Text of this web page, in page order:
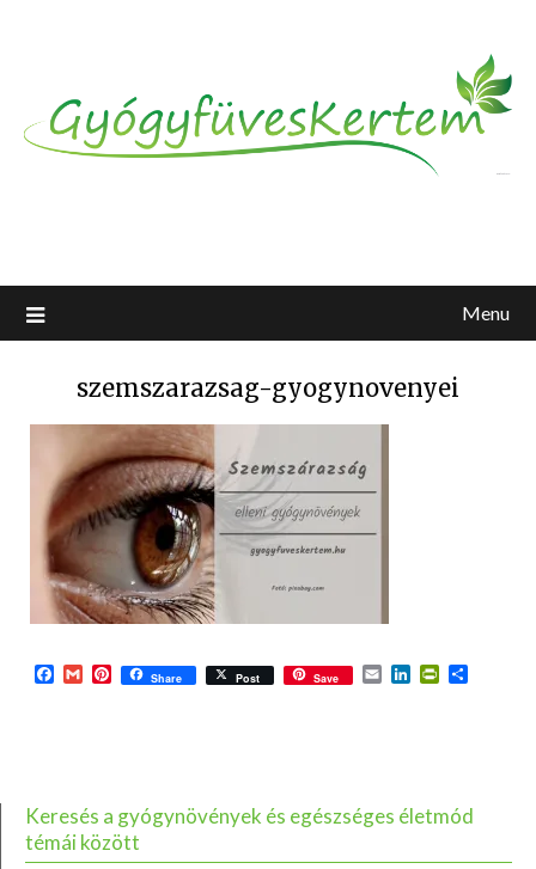
Menu
szemszarazsag-gyogynovenyei
Facebook
GmailPinterest
Share Post Save EmailLinkedIn
Keresés a gyógynövények és egészséges életmód
témái között